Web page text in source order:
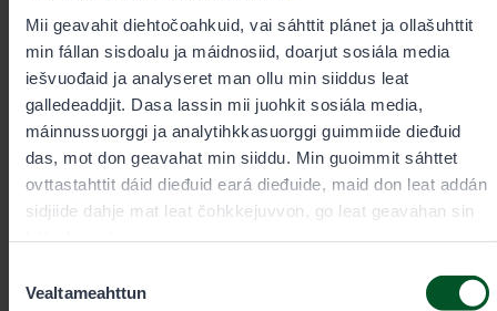
Mii geavahit diehtočoahkuid, vai sáhttit plánet ja ollašuhttit
min fállan sisdoalu ja máidnosiid, doarjut sosiála media
iešvuođaid ja analyseret man ollu min siiddus leat
galledeaddjit. Dasa lassin mii juohkit sosiála media,
máinnussuorggi ja analytihkkasuorggi guimmiide dieđuid
das, mot don geavahat min siiddu. Min guoimmit sáhttet
ovttastahttit dáid dieđuid eará dieđuide, maid don leat addán
sidjiide dahje mat leat čohkkejuvvon, go leat geavahan sin
Selection
Vealtameahttun
Jarmo Huhtamella
Doaibmabáiki
Anár
+358400397534